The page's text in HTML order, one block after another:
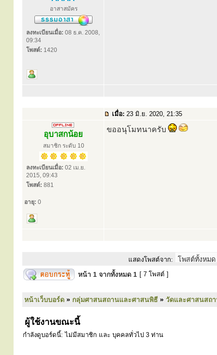
อาสาสมัคร
ลงทะเบียนเมื่อ: 08 ธ.ค. 2008,
09:34
โพสต์: 1420
เมื่อ: 23 มิ.ย. 2020, 21:35
อุบาสกน้อย
สมาชิก ระดับ 10
ลงทะเบียนเมื่อ: 02 เม.ย.
2015, 09:43
โพสต์: 881
อายุ: 0
ขออนุโมทนาครับ
แสดงโพสต์จาก:
หน้า 1 จากทั้งหมด 1 [ 7 โพสต์ ]
หน้าเว็บบอร์ด » กลุ่มศาสนสถานและศาสนพิธี » วัดและศาสนสถ
ผู้ใช้งานขณะนี้
กำลังดูบอร์ดนี้: ไม่มีสมาชิก และ บุคคลทั่วไป 3 ท่าน